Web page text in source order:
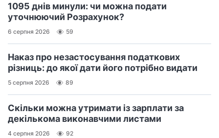
1095 днів минули: чи можна подати
уточнюючий Розрахунок?
6 серпня 2026 59
Наказ про незастосування податкових
різниць: до якої дати його потрібно видати
5 серпня 2026 89
Скільки можна утримати із зарплати за
декількома виконавчими листами
4 серпня 2026 92